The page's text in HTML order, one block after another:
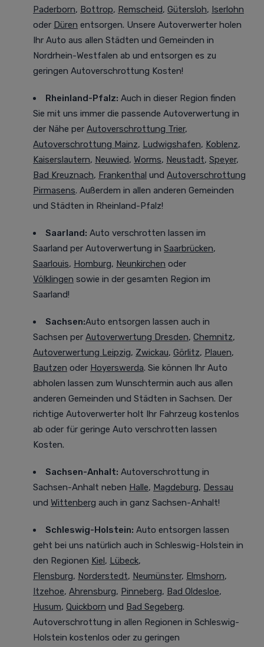
Paderborn, Bottrop, Remscheid, Gütersloh, Iserlohn
oder Düren entsorgen. Unsere Autoverwerter holen
Ihr Auto aus allen Städten und Gemeinden in
Nordrhein-Westfalen ab und entsorgen es zu
geringen Autoverschrottung Kosten!
Rheinland-Pfalz: Auch in dieser Region finden
Sie mit uns immer die passende Autoverwertung in
der Nähe per Autoverschrottung Trier,
Autoverschrottung Mainz, Ludwigshafen, Koblenz,
Kaiserslautern, Neuwied, Worms, Neustadt, Speyer,
Bad Kreuznach, Frankenthal und Autoverschrottung
Pirmasens. Außerdem in allen anderen Gemeinden
und Städten in Rheinland-Pfalz!
Saarland: Auto verschrotten lassen im
Saarland per Autoverwertung in Saarbrücken,
Saarlouis, Homburg, Neunkirchen oder
Völklingen sowie in der gesamten Region im
Saarland!
Sachsen:Auto entsorgen lassen auch in
Sachsen per Autoverwertung Dresden, Chemnitz,
Autoverwertung Leipzig, Zwickau, Görlitz, Plauen,
Bautzen oder Hoyerswerda. Sie können Ihr Auto
abholen lassen zum Wunschtermin auch aus allen
anderen Gemeinden und Städten in Sachsen. Der
richtige Autoverwerter holt Ihr Fahrzeug kostenlos
ab oder für geringe Auto verschrotten lassen
Kosten.
Sachsen-Anhalt: Autoverschrottung in
Sachsen-Anhalt neben Halle, Magdeburg, Dessau
und Wittenberg auch in ganz Sachsen-Anhalt!
Schleswig-Holstein: Auto entsorgen lassen
geht bei uns natürlich auch in Schleswig-Holstein in
den Regionen Kiel, Lübeck,
Flensburg, Norderstedt, Neumünster, Elmshorn,
Itzehoe, Ahrensburg, Pinneberg, Bad Oldesloe,
Husum, Quickborn und Bad Segeberg.
Autoverschrottung in allen Regionen in Schleswig-
Holstein kostenlos oder zu geringen